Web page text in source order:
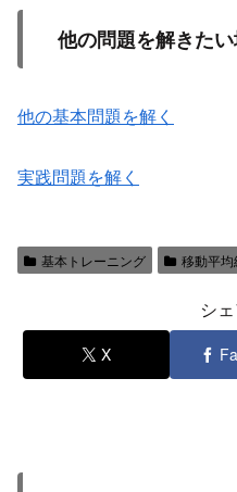
他の問題を解きた
他の基本問題を解く
実践問題を解く
基本トレーニング 移動平均
シ
X